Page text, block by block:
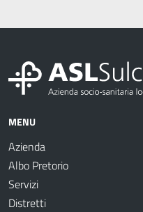
MENU
Azienda
Albo Pretorio
Servizi
Distretti